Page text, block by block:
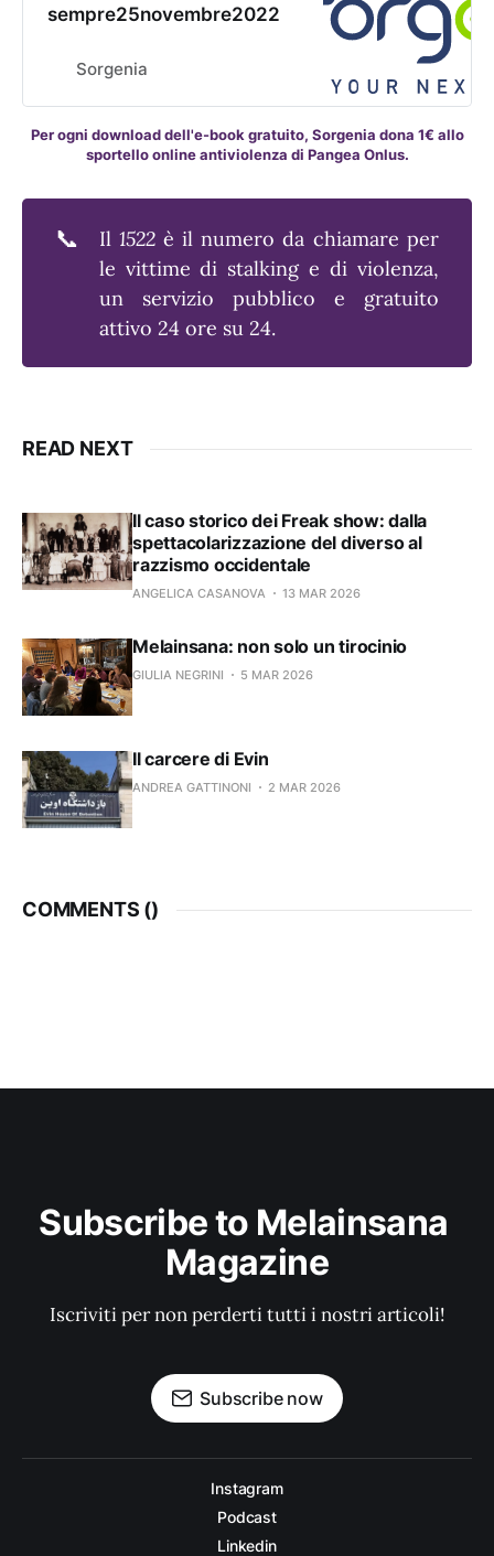
sempre25novembre2022
Sorgenia
Per ogni download dell'e-book gratuito, Sorgenia dona 1€ allo
sportello online antiviolenza di Pangea Onlus.
📞 Il 1522è il numero da chiamare per
le vittime di stalking e di violenza,
un servizio pubblico e gratuito
attivo 24 ore su 24.
READ NEXT
Il caso storico dei Freak show: dalla
spettacolarizzazione del diverso al
razzismo occidentale
ANGELICA CASANOVA 13 MAR 2026
Melainsana: non solo un tirocinio
GIULIA NEGRINI 5 MAR 2026
Il carcere di Evin
ANDREA GATTINONI 2 MAR 2026
COMMENTS ()
Subscribe to Melainsana
Magazine
Iscriviti per non perderti tutti i nostri articoli!
Subscribe now
Instagram
Podcast
Linkedin